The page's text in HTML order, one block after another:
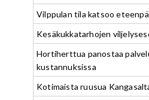
Vilppulan tila katsoo
Kesäkukkatarhojen
Hortiherttua panostaa
kustannuksissa
Kotimaista ruusua